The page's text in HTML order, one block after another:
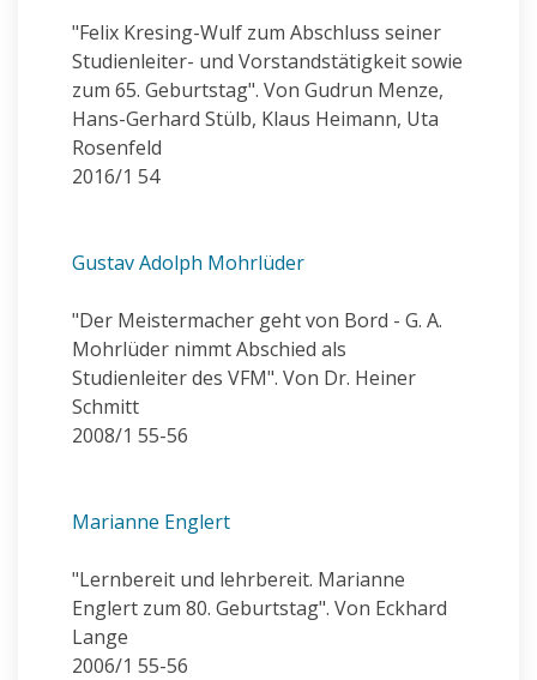
"Felix Kresing-Wulf zum Abschluss seiner
Studienleiter- und Vorstandstätigkeit sowie
zum 65. Geburtstag". Von Gudrun Menze,
Hans-Gerhard Stülb, Klaus Heimann, Uta
Rosenfeld
2016/1 54
Gustav Adolph Mohrlüder
"Der Meistermacher geht von Bord - G. A.
Mohrlüder nimmt Abschied als
Studienleiter des VFM". Von Dr. Heiner
Schmitt
2008/1 55-56
Marianne Englert
"Lernbereit und lehrbereit. Marianne
Englert zum 80. Geburtstag". Von Eckhard
Lange
2006/1 55-56